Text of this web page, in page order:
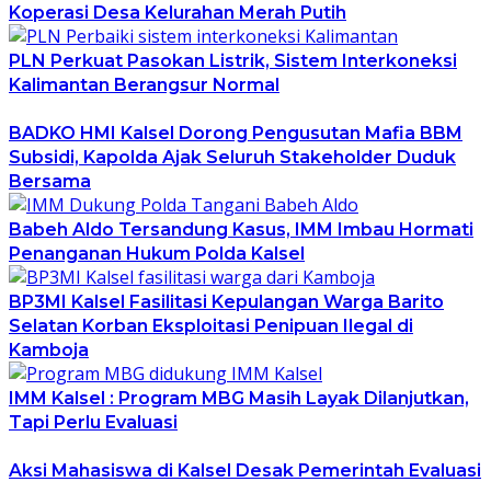
Koperasi Desa Kelurahan Merah Putih
PLN Perkuat Pasokan Listrik, Sistem Interkoneksi
Kalimantan Berangsur Normal
BADKO HMI Kalsel Dorong Pengusutan Mafia BBM
Subsidi, Kapolda Ajak Seluruh Stakeholder Duduk
Bersama
Babeh Aldo Tersandung Kasus, IMM Imbau Hormati
Penanganan Hukum Polda Kalsel
BP3MI Kalsel Fasilitasi Kepulangan Warga Barito
Selatan Korban Eksploitasi Penipuan Ilegal di
Kamboja
IMM Kalsel : Program MBG Masih Layak Dilanjutkan,
Tapi Perlu Evaluasi
Aksi Mahasiswa di Kalsel Desak Pemerintah Evaluasi